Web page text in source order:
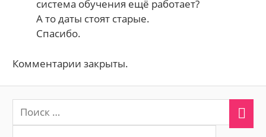
система обучения ещё работает?
А то даты стоят старые.
Спасибо.
Комментарии закрыты.